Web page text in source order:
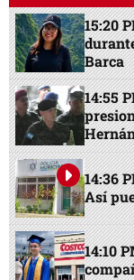
15:20
Barca
14:55
14:36
Así
14:10